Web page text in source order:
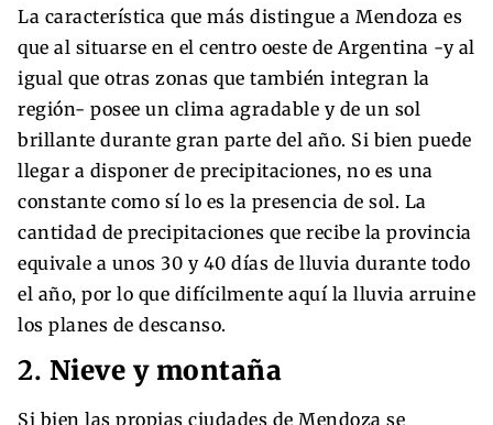
La característica que más distingue a Mendoza es
que al situarse en el centro oeste de Argentina -y al
igual que otras zonas que también integran la
región- posee un clima agradable y de un sol
brillante durante gran parte del año. Si bien puede
llegar a disponer de precipitaciones, no es una
constante como sí lo es la presencia de sol. La
cantidad de precipitaciones que recibe la provincia
equivale a unos 30 y 40 días de lluvia durante todo
el año, por lo que difícilmente aquí la lluvia arruine
los planes de descanso.
2. Nieve y montaña
Si bien las propias ciudades de Mendoza se